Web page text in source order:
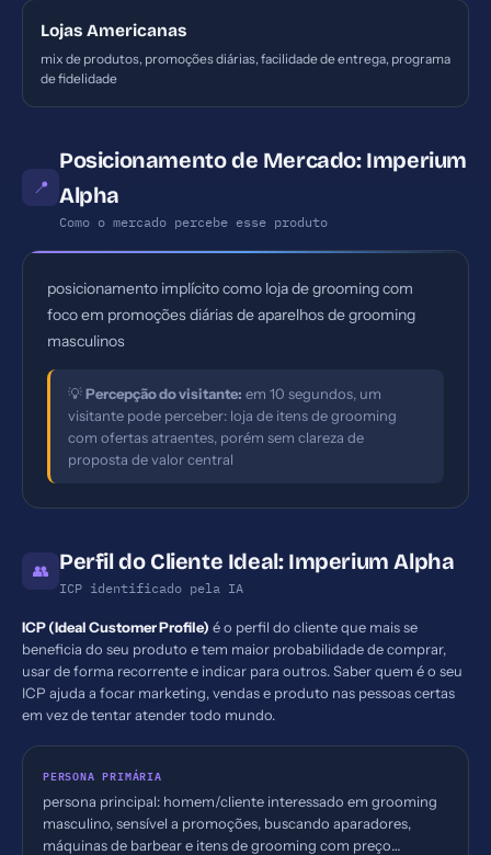
Lojas Americanas
mix de produtos, promoções diárias, facilidade de entrega, programa
de fidelidade
📍
Posicionamento de Mercado: Imperium
Alpha
Como o mercado percebe esse produto
posicionamento implícito como loja de grooming com
foco em promoções diárias de aparelhos de grooming
masculinos
💡Percepção do visitante: em 10 segundos, um
visitante pode perceber: loja de itens de grooming
com ofertas atraentes, porém sem clareza de
proposta de valor central
👥 Perfil do Cliente Ideal: Imperium Alpha
ICP identificado pela IA
ICP (Ideal Customer Profile) é o perfil do cliente que mais se
beneficia do seu produto e tem maior probabilidade de comprar,
usar de forma recorrente e indicar para outros. Saber quem é o seu
ICP ajuda a focar marketing, vendas e produto nas pessoas certas
em vez de tentar atender todo mundo.
PERSONA PRIMÁRIA
persona principal: homem/cliente interessado em grooming
masculino, sensível a promoções, buscando aparadores,
máquinas de barbear e itens de grooming com preço